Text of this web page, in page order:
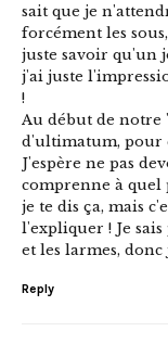
sait que je
forcément les
juste savoir qu'un
j'ai juste
!
Au début de notre
d'ultimatum, pour
J'espère ne pas
comprenne à
je te dis ça, mais
l'expliquer ! Je
et les larmes, donc
Reply